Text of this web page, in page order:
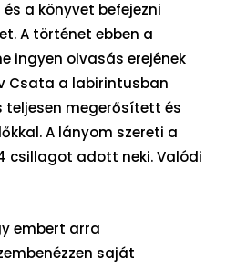
a könyvet befejezni
A történet ebben a
ingyen olvasás erejének
Csata a labirintusban
megerősített és
A lányom szereti a
csillagot adott neki. Valódi
embert arra
saját